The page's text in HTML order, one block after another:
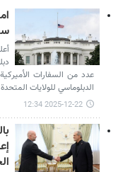
عدد من السفارات
الدبلوماسي للولايات
2025-12-22 12:34